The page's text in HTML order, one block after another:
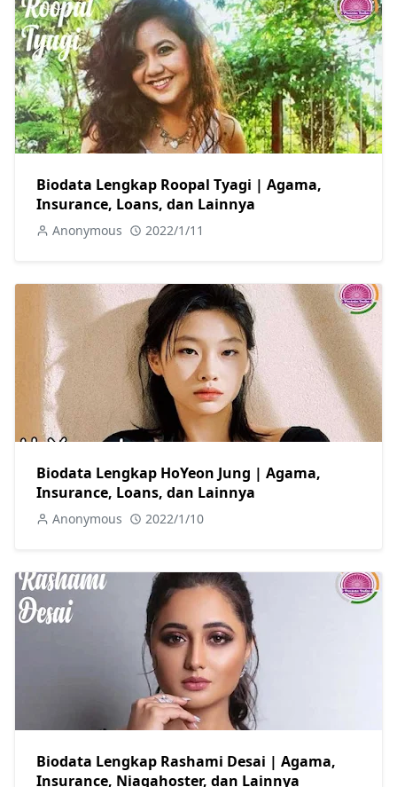
Biodata Lengkap Roopal Tyagi | Agama,
Insurance, Loans, dan Lainnya
Anonymous 2022/1/11
Biodata Lengkap HoYeon Jung | Agama,
Insurance, Loans, dan Lainnya
Anonymous 2022/1/10
Biodata Lengkap Rashami Desai | Agama,
Insurance, Niagahoster, dan Lainnya